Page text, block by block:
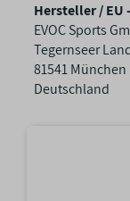
Hersteller / EU
EVOC Sports
Tegernseer
81541 München
Deutschland